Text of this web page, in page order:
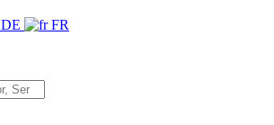
DE
FR